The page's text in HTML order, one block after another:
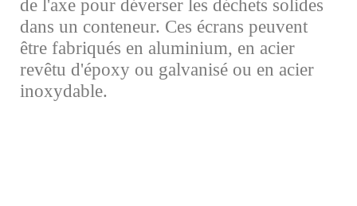
de l'axe pour déverser les déchets solides
dans un conteneur. Ces écrans peuvent
être fabriqués en aluminium, en acier
revêtu d'époxy ou galvanisé ou en acier
inoxydable.​